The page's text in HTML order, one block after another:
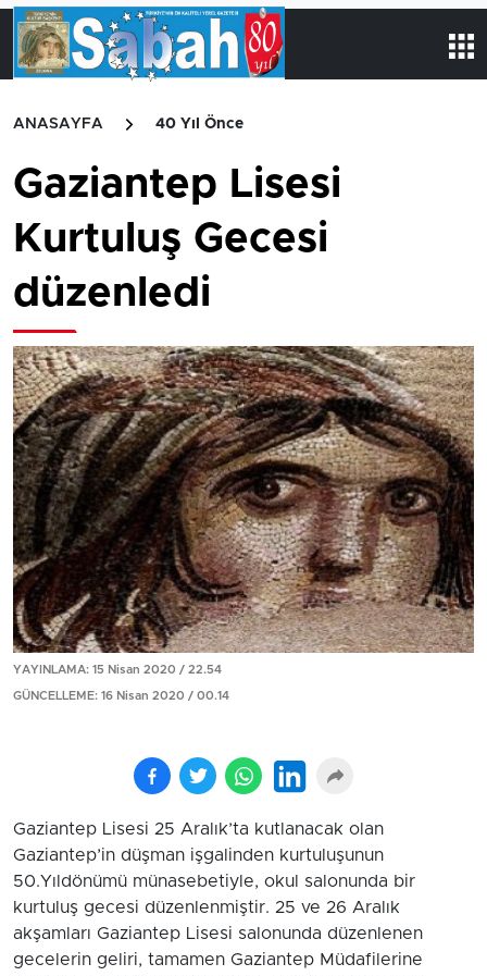
ANASAYFA 40 Yıl Önce
Gaziantep Lisesi
Kurtuluş Gecesi
düzenledi
YAYINLAMA: 15 Nisan 2020 / 22.54
GÜNCELLEME: 16 Nisan 2020 / 00.14
Gaziantep Lisesi 25 Aralık’ta kutlanacak olan
Gaziantep’in düşman işgalinden kurtuluşunun
50.Yıldönümü münasebetiyle, okul salonunda bir
kurtuluş gecesi düzenlenmiştir. 25 ve 26 Aralık
akşamları Gaziantep Lisesi salonunda düzenlenen
gecelerin geliri, tamamen Gaziantep Müdafilerine